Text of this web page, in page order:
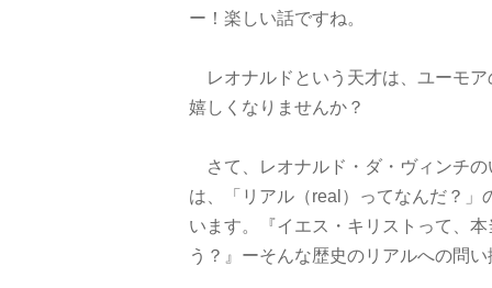
ー！楽しい話ですね。
レオナルドという天才は、ユーモ
嬉しくなりませんか？
さて、レオナルド・ダ・ヴィンチ
は、「リアル（real）ってなんだ？」
います。『イエス・キリストって、
う？』ーそんな歴史のリアルへの問